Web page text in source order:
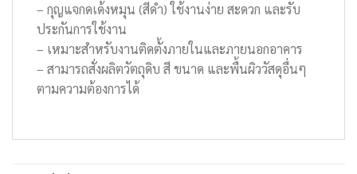
– กุญแจกดเด้งหมุน (สีดำ) ใช้งานง่าย สะดวก และรับ
ประกันการใช้งาน
– เหมาะสำหรับงานติดตั้งภายในและภายนอกอาคาร
– สามารถสั่งผลิตวัตถุดิบ สี ขนาด และพื้นผิววัสดุอื่นๆ
ตามความต้องการได้